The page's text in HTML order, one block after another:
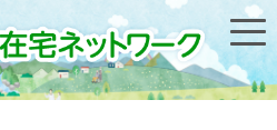
の在宅ネットワーク